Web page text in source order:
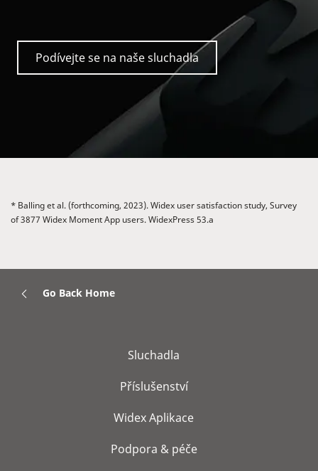
Podívejte se na naše sluchadla
* Balling et al. (forthcoming, 2023). Widex user satisfaction study, Survey
of 3877 Widex Moment App users. WidexPress 53.a
Go Back Home
Sluchadla
Příslušenství
Widex Aplikace
Podpora & péče